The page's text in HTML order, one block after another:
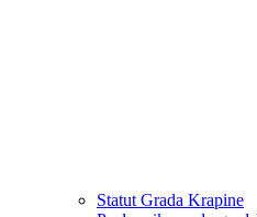
Statut Grada Krapine